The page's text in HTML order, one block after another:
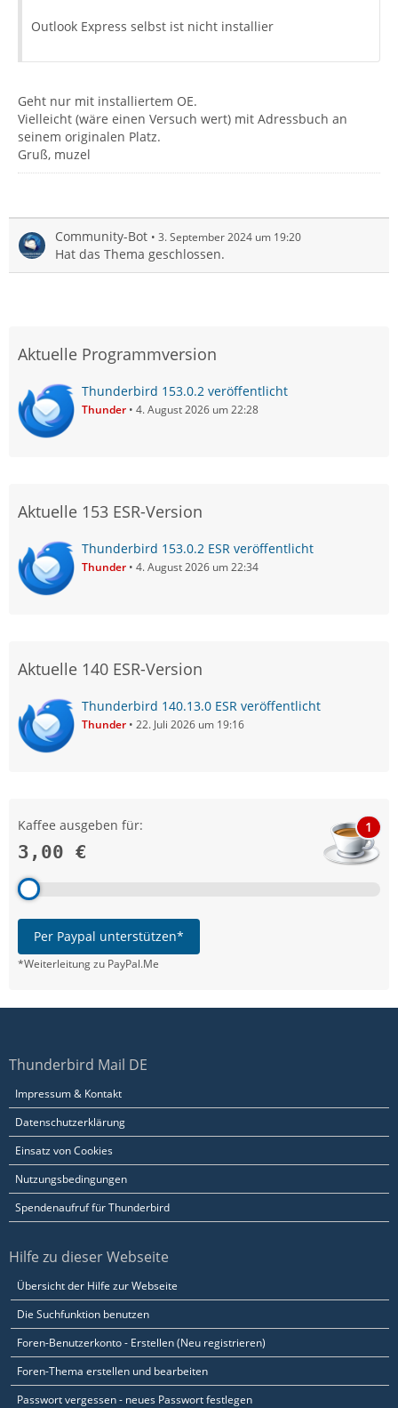
Outlook Express selbst ist nicht installier
Geht nur mit installiertem OE.
Vielleicht (wäre einen Versuch wert) mit Adressbuch an
seinem originalen Platz.
Gruß, muzel
Community-Bot 3. September 2024 um 19:20
Hat das Thema geschlossen.
Aktuelle Programmversion
Thunderbird 153.0.2 veröffentlicht
Thunder 4. August 2026 um 22:28
Aktuelle 153 ESR-Version
Thunderbird 153.0.2 ESR veröffentlicht
Thunder 4. August 2026 um 22:34
Aktuelle 140 ESR-Version
Thunderbird 140.13.0 ESR veröffentlicht
Thunder 22. Juli 2026 um 19:16
Kaffee ausgeben für:
3,00 €
1
Per Paypal unterstützen*
*Weiterleitung zu PayPal.Me
Thunderbird Mail DE
Impressum & Kontakt
Datenschutzerklärung
Einsatz von Cookies
Nutzungsbedingungen
Spendenaufruf für Thunderbird
Hilfe zu dieser Webseite
Übersicht der Hilfe zur Webseite
Die Suchfunktion benutzen
Foren-Benutzerkonto - Erstellen (Neu registrieren)
Foren-Thema erstellen und bearbeiten
Passwort vergessen - neues Passwort festlegen